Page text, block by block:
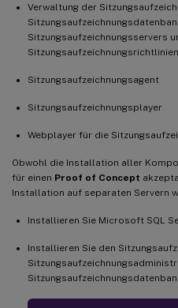
Verwaltung der
Sitzungsaufzeichnungsservers
Sitzungsaufzeichnungsagent
Sitzungsaufzeichnungsplayer
Webplayer für die
Obwohl die Installation aller
für einen Proof of Concept
Installation auf separaten Servern
Installieren Sie Microsoft SQL
Installieren Sie den